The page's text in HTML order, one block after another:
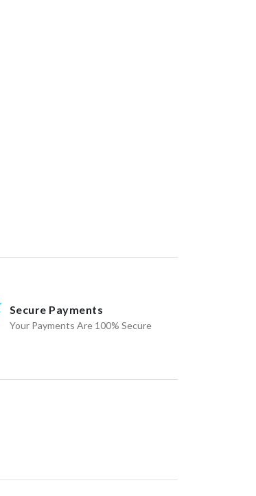
Secure Payments
Your Payments Are 100% Secure